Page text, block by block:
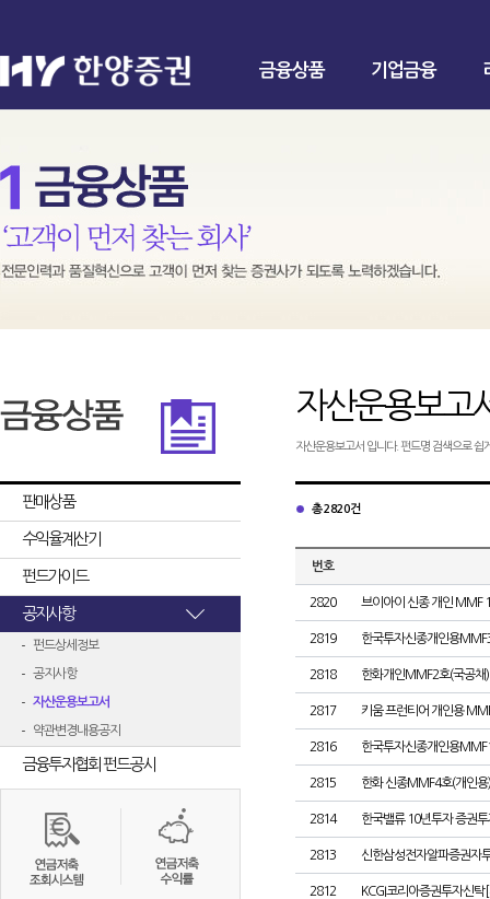
금융상품 기업금융
판매상품
수익율계산기
펀드가이드
공지사항
펀드상세정보
공지사항
자산운용보고서
약관변경내용공지
금융투자협회 펀드공시
자산운용보고
자산운용보고서 입니다. 펀드명 검색으로 쉽
총 2820건
번호
2820 브이아이 신종 개인 MMF
2819 한국투자신종개인용
2818 한화개인MMF2호(국공채)
2817 키움 프런티어 개인용
2816 한국투자신종개인용
2815 한화 신종MMF4호(개인용)
2814 한국밸류 10년투자 증권
2813 신한삼성전자알파증권자
2812 KCGI코리아증권투자신